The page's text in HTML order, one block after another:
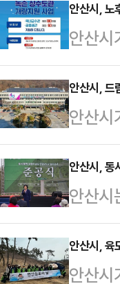
“시금
로, 단
방자치
개했
기준
리…
안산시, 노
안산시
수돗물
산시
운데
를 대
며, 옥
예정이
최대…
안산시, 드
안산시
는 우
지 3주
지도
창의력
는 아
하는
안산시, 동
안산시
업’ 준
단절된
여할
안산시, 육
안산시